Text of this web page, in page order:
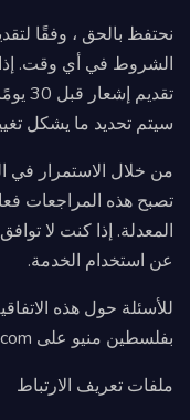
نحتفظ بالحق ، وفقًا
الشروط في أي وقت.
سيتم تحديد ما يشكل
من خلال الاستمرار في
تصبح هذه المراجعات
المعدلة. إذا كنت لا
عن استخدام الخدمة.
للأسئلة حول هذه
بفلسطين منيو على info@psmenu.com.
ملفات تعريف الارتباط